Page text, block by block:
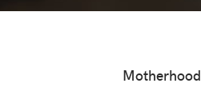
Motherhood